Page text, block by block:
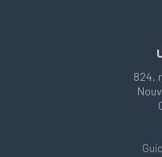
824,